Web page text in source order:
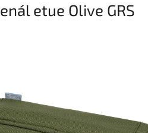
etue Olive GRS